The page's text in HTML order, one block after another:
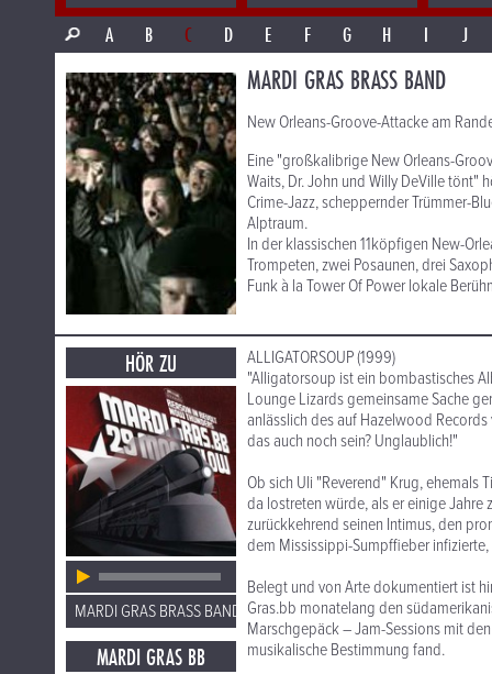
A
B C D E F G H I J
MARDI GRAS BRASS BAND
New Orleans-Groove-Attacke am
Eine "großkalibrige New Orleans-
Waits, Dr. John und Willy DeVille tönt"
Crime-Jazz, scheppernder Trümmer-
Alptraum.
In der klassischen 11köpfigen New-
Trompeten, zwei Posaunen, drei
Funk à la Tower Of Power lokale
HÖR ZU
MARDI GRAS BRASS BAND
MARDI GRAS BB
ALLIGATORSOUP (1999)
"Alligatorsoup ist ein bombastisches
Lounge Lizards gemeinsame Sache
anlässlich des auf Hazelwood
das auch noch sein? Unglaublich!"
Ob sich Uli "Reverend" Krug, ehemals
da lostreten würde, als er einige
zurückkehrend seinen Intimus, den
dem Mississippi-Sumpffieber
Belegt und von Arte dokumentiert ist
Gras.bb monatelang den
Marschgepäck – Jam-Sessions mit
musikalische Bestimmung fand.